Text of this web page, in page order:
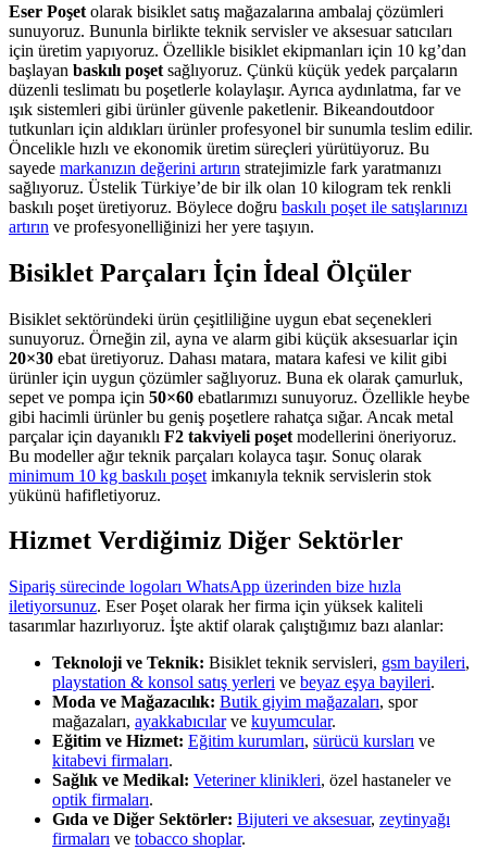
Eser Poşet olarak bisiklet satış mağazalarına ambalaj çözümleri
sunuyoruz. Bununla birlikte teknik servisler ve aksesuar satıcıları
için üretim yapıyoruz. Özellikle bisiklet ekipmanları için 10 kg’dan
başlayan baskılı poşet sağlıyoruz. Çünkü küçük yedek parçaların
düzenli teslimatı bu poşetlerle kolaylaşır. Ayrıca aydınlatma, far ve
ışık sistemleri gibi ürünler güvenle paketlenir. Bikeandoutdoor
tutkunları için aldıkları ürünler profesyonel bir sunumla teslim edilir.
Öncelikle hızlı ve ekonomik üretim süreçleri yürütüyoruz. Bu
sayede markanızın değerini artırın stratejimizle fark yaratmanızı
sağlıyoruz. Üstelik Türkiye’de bir ilk olan 10 kilogram tek renkli
baskılı poşet üretiyoruz. Böylece doğru baskılı poşet ile satışlarınızı
artırın ve profesyonelliğinizi her yere taşıyın.
Bisiklet Parçaları İçin İdeal Ölçüler
Bisiklet sektöründeki ürün çeşitliliğine uygun ebat seçenekleri
sunuyoruz. Örneğin zil, ayna ve alarm gibi küçük aksesuarlar için
20×30 ebat üretiyoruz. Dahası matara, matara kafesi ve kilit gibi
ürünler için uygun çözümler sağlıyoruz. Buna ek olarak çamurluk,
sepet ve pompa için 50×60 ebatlarımızı sunuyoruz. Özellikle heybe
gibi hacimli ürünler bu geniş poşetlere rahatça sığar. Ancak metal
parçalar için dayanıklı F2 takviyeli poşet modellerini öneriyoruz.
Bu modeller ağır teknik parçaları kolayca taşır. Sonuç olarak
minimum 10 kg baskılı poşet imkanıyla teknik servislerin stok
yükünü hafifletiyoruz.
Hizmet Verdiğimiz Diğer Sektörler
Sipariş sürecinde logoları WhatsApp üzerinden bize hızla
iletiyorsunuz. Eser Poşet olarak her firma için yüksek kaliteli
tasarımlar hazırlıyoruz. İşte aktif olarak çalıştığımız bazı alanlar:
Teknoloji ve Teknik: Bisiklet teknik servisleri, gsm bayileri,
playstation & konsol satış yerleri ve beyaz eşya bayileri.
Moda ve Mağazacılık: Butik giyim mağazaları, spor
mağazaları, ayakkabıcılarve kuyumcular.
Eğitim ve Hizmet: Eğitim kurumları, sürücü kursları ve
kitabevi firmaları.
Sağlık ve Medikal: Veteriner klinikleri, özel hastaneler ve
optik firmaları.
Gıda ve Diğer Sektörler: Bijuteri ve aksesuar, zeytinyağı
firmaları ve tobacco shoplar.